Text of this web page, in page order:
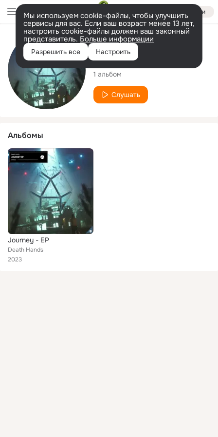
Войти
Мы используем cookie-файлы, чтобы улучшить
сервисы для вас. Если ваш возраст менее 13 лет,
настроить cookie-файлы должен ваш законный
представитель. Больше информации
Разрешить все Настроить
Исполнитель
Death Hands
1 альбом
Слушать
Альбомы
Journey - EP
Death Hands
2023